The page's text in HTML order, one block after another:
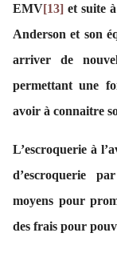
EMV[13] et suite
Anderson et son
arriver de
permettant une
avoir à connaitre
L’escroquerie à
d’escroquerie
moyens pour
des frais pour